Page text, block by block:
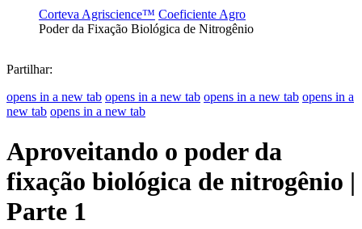
Corteva Agriscience™ Coeficiente Agro
Poder da Fixação Biológica de Nitrogênio
Partilhar:
opens in a new tab opens in a new tab opens in a new tab opens in a
new tab opens in a new tab
Aproveitando o poder da
fixação biológica de nitrogênio |
Parte 1